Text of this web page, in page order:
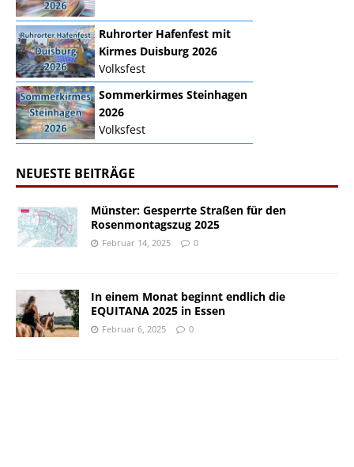
Ruhrorter Hafenfest mit
Kirmes Duisburg 2026
Volksfest
Sommerkirmes Steinhagen
2026
Volksfest
NEUESTE BEITRÄGE
Münster: Gesperrte Straßen für den
Rosenmontagszug 2025
Februar 14, 2025 0
In einem Monat beginnt endlich die
EQUITANA 2025 in Essen
Februar 6, 2025 0